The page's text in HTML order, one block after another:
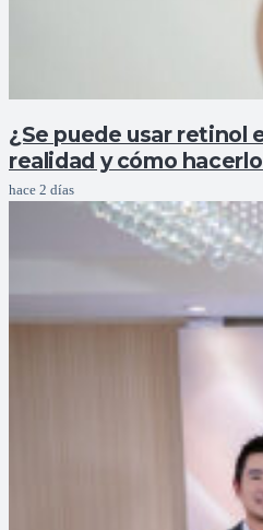
¿Se puede usar retinol
realidad y cómo
hace 2 días